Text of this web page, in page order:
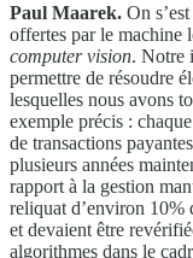
Paul Maarek. On
offertes par le machine
computer vision. Notre
permettre de résoudre
lesquelles nous avons
exemple précis :
de transactions
plusieurs années
rapport à la gestion
reliquat d’environ 10%
et devaient être
algorithmes dans le